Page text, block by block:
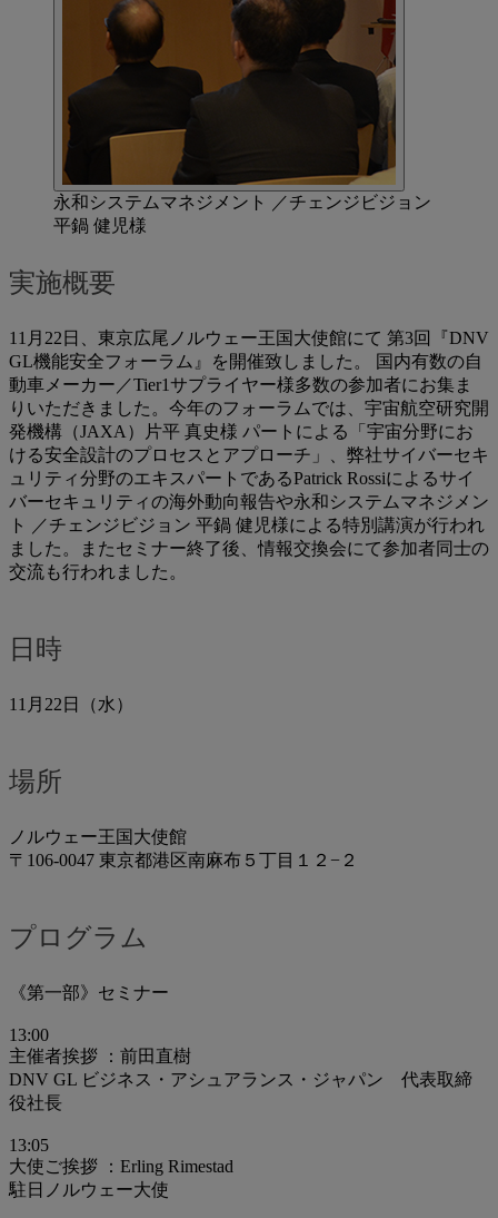
永和システムマネジメント ／チェンジビジョン
平鍋 健児様
実施概要
11月22日、東京広尾ノルウェー王国大使館にて 第3回『DNV
GL機能安全フォーラム』を開催致しました。 国内有数の自
動車メーカー／Tier1サプライヤー様多数の参加者にお集ま
りいただきました。今年のフォーラムでは、宇宙航空研究開
発機構（JAXA）片平 真史様 パートによる「宇宙分野にお
ける安全設計のプロセスとアプローチ」、弊社サイバーセキ
ュリティ分野のエキスパートであるPatrick Rossiによるサイ
バーセキュリティの海外動向報告や永和システムマネジメン
ト ／チェンジビジョン 平鍋 健児様による特別講演が行われ
ました。またセミナー終了後、情報交換会にて参加者同士の
交流も行われました。
日時
11月22日（水）
場所
ノルウェー王国大使館
〒106-0047 東京都港区南麻布５丁目１２−２
プログラム
《第一部》セミナー
13:00
主催者挨拶 ：前田直樹
DNV GL ビジネス・アシュアランス・ジャパン 代表取締
役社長
13:05
大使ご挨拶 ：Erling Rimestad
駐日ノルウェー大使